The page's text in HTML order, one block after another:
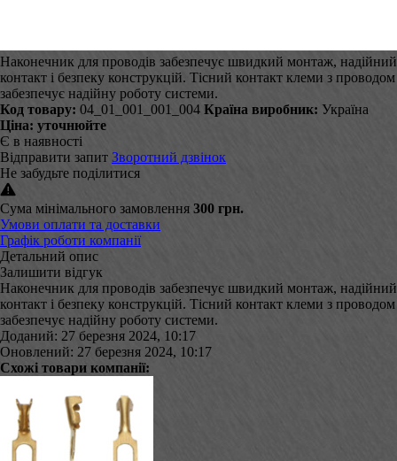
Наконечник для проводів забезпечує швидкий монтаж, надійний
контакт і безпеку конструкцій. Тісний контакт клеми з проводом
забезпечує надійну роботу системи.
Код товару: 04_01_001_001_004 Країна виробник: Україна
Ціна: уточнюйте
Є в наявності
Відправити запит Зворотний дзвінок
Не забудьте поділитися
Сума мінімального замовлення 300 грн.
Умови оплати та доставки
Графік роботи компанії
Детальний опис
Залишити відгук
Наконечник для проводів забезпечує швидкий монтаж, надійний
контакт і безпеку конструкцій. Тісний контакт клеми з проводом
забезпечує надійну роботу системи.
Доданий: 27 березня 2024, 10:17
Оновлений: 27 березня 2024, 10:17
Схожі товари компанії: